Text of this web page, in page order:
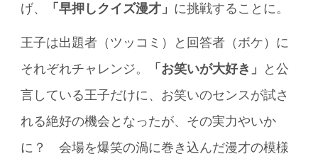
げ、
「早押しクイズ漫才」 に挑戦することに。
王子は出題者（ツッコミ）と回答者（ボケ）に
それぞれチャレンジ。
「お笑いが大好き」
と公
言している王子だけに、お笑いのセンスが試さ
れる絶好の機会となったが、その実力やいか
に？ 会場を爆笑の渦に巻き込んだ漫才の模様